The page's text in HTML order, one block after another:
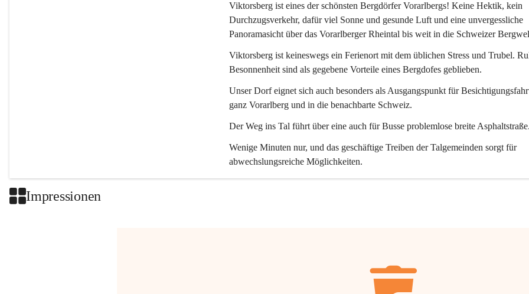
Viktorsberg ist eines der schönsten Bergdörfer Vorarlbergs! Keine Hektik, kein
Durchzugsverkehr, dafür viel Sonne und gesunde Luft und eine unvergessliche
Panoramasicht über das Vorarlberger Rheintal bis weit in die Schweizer
Viktorsberg ist keineswegs ein Ferienort mit dem üblichen Stress und Trubel.
Besonnenheit sind als gegebene Vorteile eines Bergdofes geblieben.
Unser Dorf eignet sich auch besonders als Ausgangspunkt für
ganz Vorarlberg und in die benachbarte Schweiz.
Der Weg ins Tal führt über eine auch für Busse problemlose breite
Wenige Minuten nur, und das geschäftige Treiben der Talgemeinden sorgt für
abwechslungsreiche Möglichkeiten.
Impressionen